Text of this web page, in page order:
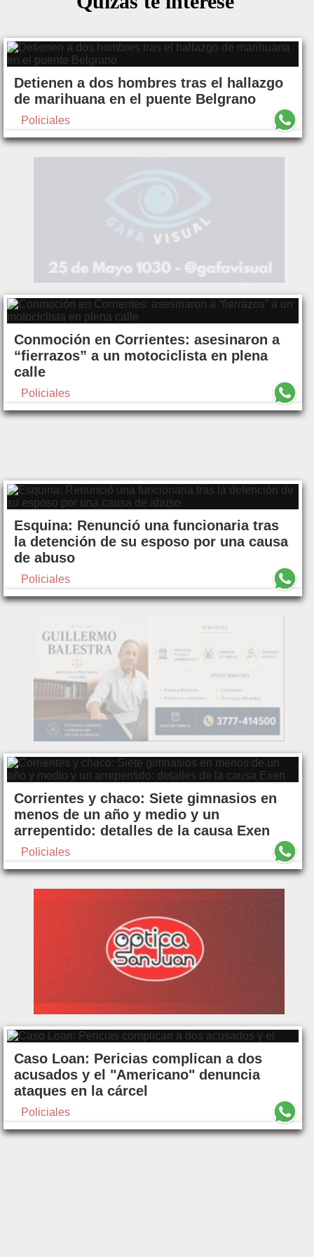
Detienen a dos hombres tras el hallazgo
de marihuana en el puente Belgrano
Policiales
Conmoción en Corrientes: asesinaron a
“fierrazos” a un motociclista en plena
calle
Policiales
Esquina: Renunció una funcionaria tras
la detención de su esposo por una causa
de abuso
Policiales
Corrientes y chaco: Siete gimnasios en
menos de un año y medio y un
arrepentido: detalles de la causa Exen
Policiales
Caso Loan: Pericias complican a dos
acusados y el "Americano" denuncia
ataques en la cárcel
Policiales